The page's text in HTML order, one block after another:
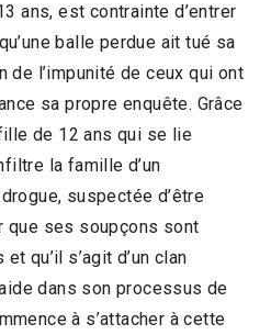
ans, est contrainte d’entrer
balle perdue ait tué sa
de l’impunité de ceux qui ont
sa propre enquête. Grâce
de 12 ans qui se lie
la famille d’un
suspectée d’être
que ses soupçons sont
qu’il s’agit d’un clan
dans son processus de
à s’attacher à cette